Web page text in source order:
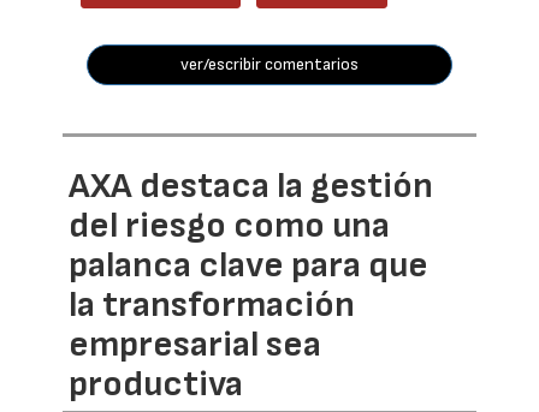
ver/escribir comentarios
AXA destaca la gestión
del riesgo como una
palanca clave para que
la transformación
empresarial sea
productiva